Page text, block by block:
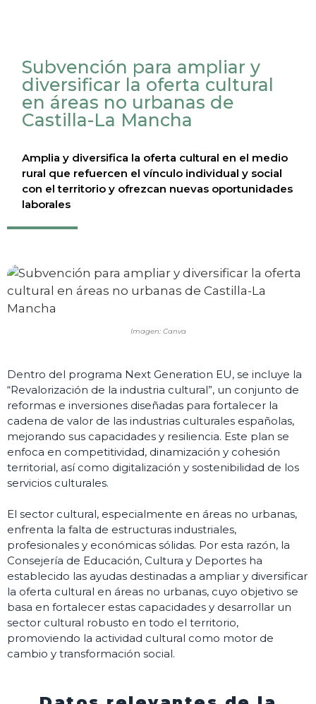
Subvención para ampliar y
diversificar la oferta cultural
en áreas no urbanas de
Castilla-La Mancha
Amplia y diversifica la oferta cultural en el medio
rural que refuercen el vínculo individual y social
con el territorio y ofrezcan nuevas oportunidades
laborales
Imagen: Canva
Dentro del programa Next Generation EU, se incluye la
“Revalorización de la industria cultural”, un conjunto de
reformas e inversiones diseñadas para fortalecer la
cadena de valor de las industrias culturales españolas,
mejorando sus capacidades y resiliencia. Este plan se
enfoca en competitividad, dinamización y cohesión
territorial, así como digitalización y sostenibilidad de los
servicios culturales.
El sector cultural, especialmente en áreas no urbanas,
enfrenta la falta de estructuras industriales,
profesionales y económicas sólidas. Por esta razón, la
Consejería de Educación, Cultura y Deportes ha
establecido las ayudas destinadas a ampliar y diversificar
la oferta cultural en áreas no urbanas, cuyo objetivo se
basa en fortalecer estas capacidades y desarrollar un
sector cultural robusto en todo el territorio,
promoviendo la actividad cultural como motor de
cambio y transformación social.